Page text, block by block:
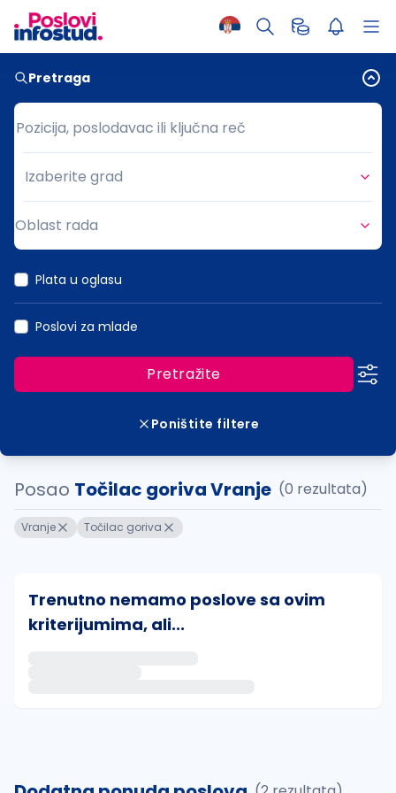
Pretraga
Pozicija, poslodavac ili ključna reč
Pozicija, poslodavac ili ključna reč
Grad
Izaberite grad
Oblast rada
Plata u oglasu
Poslovi za mlade
Pretražite
Poništite filtere
Posao Točilac goriva Vranje (0 rezultata)
Vranje Točilac goriva
Trenutno nemamo poslove sa ovim
kriterijumima, ali...